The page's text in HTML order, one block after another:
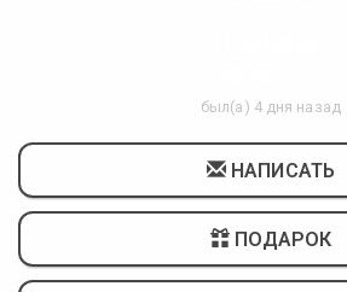
был(а) 4 дня назад
НАПИСАТЬ
ПОДАРОК